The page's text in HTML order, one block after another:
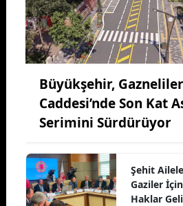
Büyükşehir, Gazneliler
Caddesi’nde Son Kat
Serimini Sürdürüyor
Şehit
Gaziler
Haklar